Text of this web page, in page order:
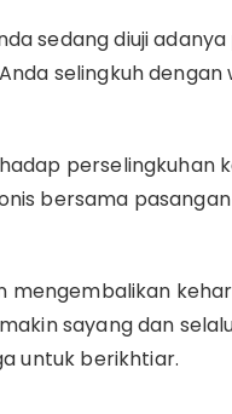
sedang diuji
selingkuh dengan
perselingkuhan
bersama
mengembalikan
sayang dan
untuk berikhtiar.